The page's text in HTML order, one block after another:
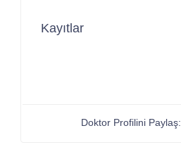
Kayıtlar
Doktor Profilini Paylaş: